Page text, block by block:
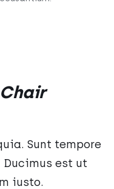
Sunt tempore
est ut
iusto.